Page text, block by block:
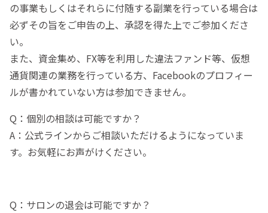
の事業もしくはそれらに付随する副業を行っている場合は
必ずその旨をご申告の上、承認を得た上でご参加くださ
い。
また、資金集め、FX等を利用した違法ファンド等、仮想
通貨関連の業務を行っている方、Facebookのプロフィー
ルが書かれていない方は参加できません。
Q：個別の相談は可能ですか？
A：公式ラインからご相談いただけるようになっていま
す。お気軽にお声がけください。
Q：サロンの退会は可能ですか？